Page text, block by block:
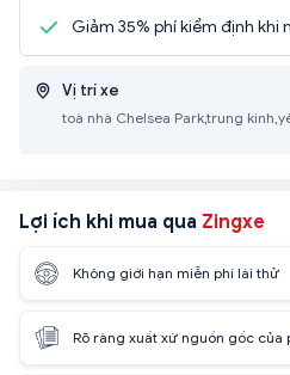
Giảm 35% phí kiểm định khi
Vị trí xe
toà nhà Chelsea Park,trung
Lợi ích khi mua qua Zingxe
Không giới hạn miễn phí lái thử
Rõ ràng xuất xứ nguồn gốc của